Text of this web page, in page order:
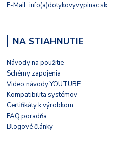
E-Mail: info(a)dotykovyvypinac.sk
NA STIAHNUTIE
Návody na použitie
Schémy zapojenia
Video návody YOUTUBE
Kompatibilita systémov
Certifikáty k výrobkom
FAQ poradňa
Blogové články